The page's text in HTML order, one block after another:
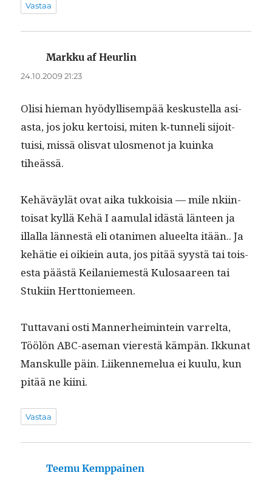
Vastaa
Markku af Heurlin
24.10.2009 21:23
Olisi hie­man hyödyl­lisem­pää keskustel­la asi­
as­ta, jos joku ker­toisi, miten k‑tunneli sijoit­
tuisi, mis­sä olis­vat ulos­menot ja kuin­ka
tiheässä.
Kehäväylät ovat aika tukkoisia — mile nki­in­
toisat kyl­lä Kehä I aamu­lal idästä län­teen ja
illal­la lännestä eli otani­men alueelta itään.. Ja
kehätie ei oikiein auta, jos pitää syys­tä tai tois­
es­ta päästä Keilaniemestä Kulosaa­reen tai
Stuki­in Herttoniemeen.
Tut­ta­vani osti Man­ner­heim­intein var­relta,
Töölön ABC-ase­man vier­estä käm­pän. Ikku­nat
Man­skulle päin. Liiken­nemelua ei kuu­lu, kun
pitää ne kiini.
Vastaa
Teemu Kemppainen